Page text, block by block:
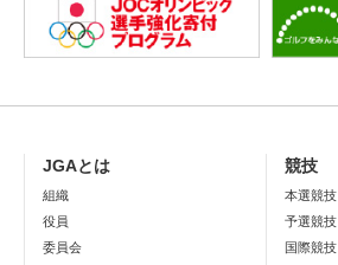
JGAとは
組織
役員
委員会
競技
本選競技
予選競技
国際競技